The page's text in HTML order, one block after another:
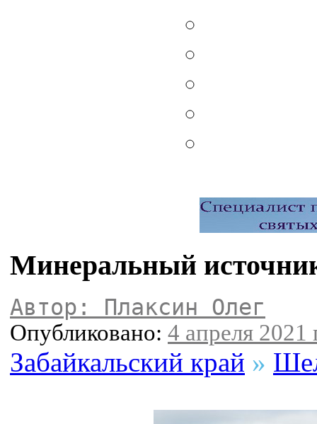
Минеральный
Автор: Плаксин Олег
Опубликовано: 4 апреля 2021
Забайкальский край »